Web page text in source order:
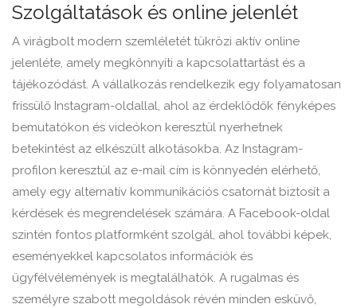
Szolgáltatások és online jelenlét
A virágbolt modern szemléletét tükrözi aktív online
jelenléte, amely megkönnyíti a kapcsolattartást és a
tájékozódást. A vállalkozás rendelkezik egy folyamatosan
frissülő Instagram-oldallal, ahol az érdeklődők fényképes
bemutatókon és videókon keresztül nyerhetnek
betekintést az elkészült alkotásokba. Az Instagram-
profilon keresztül az e-mail cím is könnyedén elérhető,
amely egy alternatív kommunikációs csatornát biztosít a
kérdések és megrendelések számára. A Facebook-oldal
szintén fontos platformként szolgál, ahol további képek,
eseményekkel kapcsolatos információk és
ügyfélvélemények is megtalálhatók. A rugalmas és
személyre szabott megoldások révén minden esküvő,